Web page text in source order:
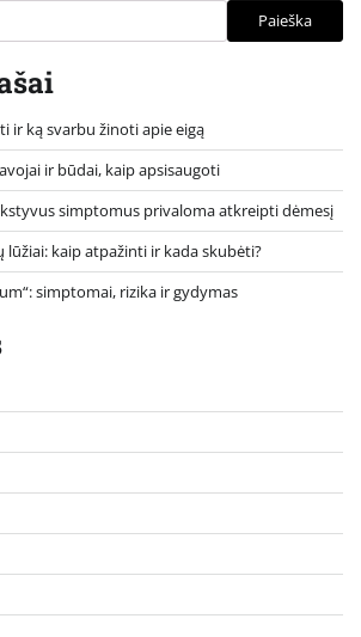
Paieška
ir ką svarbu žinoti apie eigą
ir būdai, kaip apsisaugoti
simptomus privaloma atkreipti dėmesį
lūžiai: kaip atpažinti ir kada skubėti?
simptomai, rizika ir gydymas